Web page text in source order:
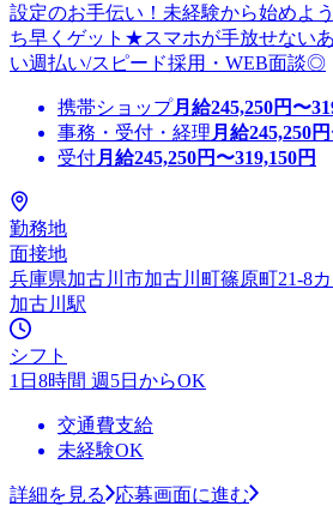
設定のお手伝い！未経験から始めよ
ち早くゲット★スマホが手放せない
い週払い/スピード採用・WEB面談◎
携帯ショップ月給245,250円〜
事務・受付・経理 月給245,250
受付月給245,250円〜319,150円
勤務地
面接地
兵庫県加古川市加古川町篠原町21-8
加古川駅
シフト
1日8時間 週5日からOK
交通費支給
未経験OK
詳細を見る
応募画面に進む